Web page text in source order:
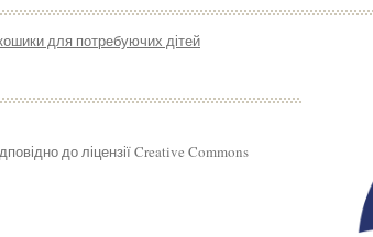
для потребуючих дітей
до ліцензії Creative Commons